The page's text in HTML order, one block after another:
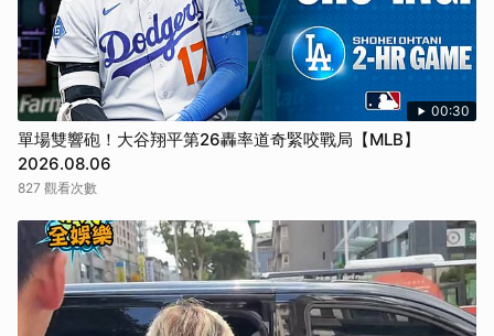
00:30
單場雙響砲！大谷翔平第26轟率道奇緊咬戰局【MLB】
2026.08.06
827 觀看次數